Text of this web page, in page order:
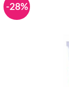
-28%